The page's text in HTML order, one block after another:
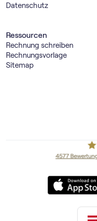
Datenschutz
Ressourcen
Rechnung schreiben
Rechnungsvorlage
Sitemap